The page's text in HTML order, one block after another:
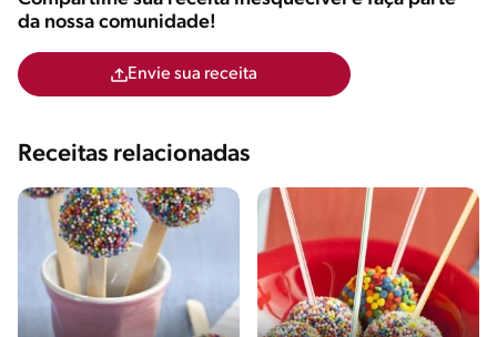
da nossa comunidade!
Envie sua receita
Receitas relacionadas